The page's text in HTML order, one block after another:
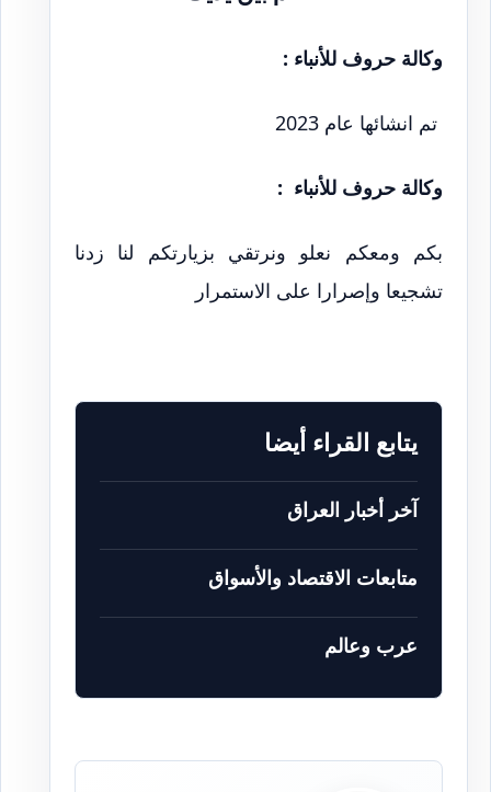
وكالة حروف للأنباء :
تم انشائها عام 2023
وكالة حروف للأنباء :
بكم ومعكم نعلو ونرتقي بزيارتكم لنا زدنا
تشجيعا وإصرارا على الاستمرار
يتابع القراء أيضا
آخر أخبار العراق
متابعات الاقتصاد والأسواق
عرب وعالم